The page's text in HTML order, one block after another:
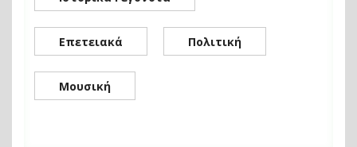
Επετειακά Πολιτική
Μουσική